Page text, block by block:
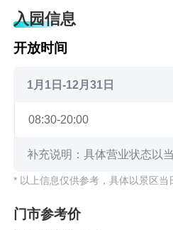
入园信息
开放时间
1月1日-12月31日
08:30-20:00
补充说明：具体营业状态以
* 以上信息仅供参考，具体以景区当
门市参考价